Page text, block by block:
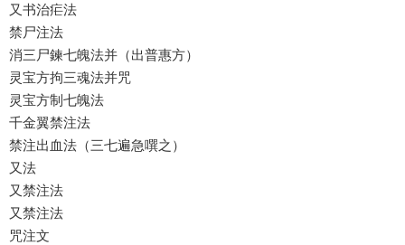
又书治疟法
禁尸注法
消三尸鍊七魄法并（出普惠方）
灵宝方拘三魂法并咒
灵宝方制七魄法
千金翼禁注法
禁注出血法（三七遍急噀之）
又法
又禁注法
又禁注法
咒注文